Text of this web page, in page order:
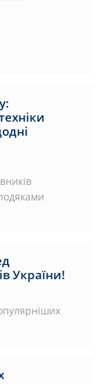
України!